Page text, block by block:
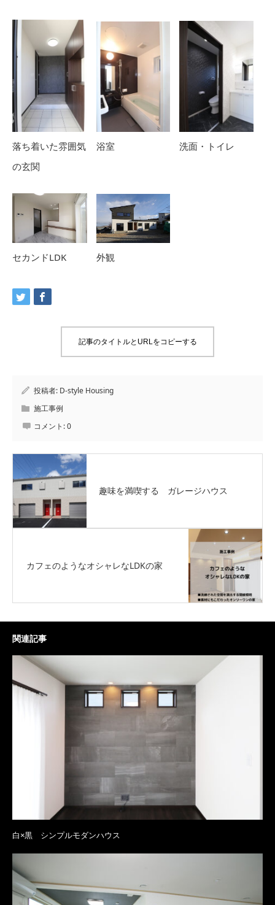
落ち着いた雰囲気
の玄関
浴室 洗面・トイレ
セカンドLDK 外観
記事のタイトルとURLをコピーする
投稿者: D-style Housing
施工事例
コメント:0
趣味を満喫する ガレージハウス
カフェのようなオシャレなLDKの家
関連記事
白×黒 シンプルモダンハウス